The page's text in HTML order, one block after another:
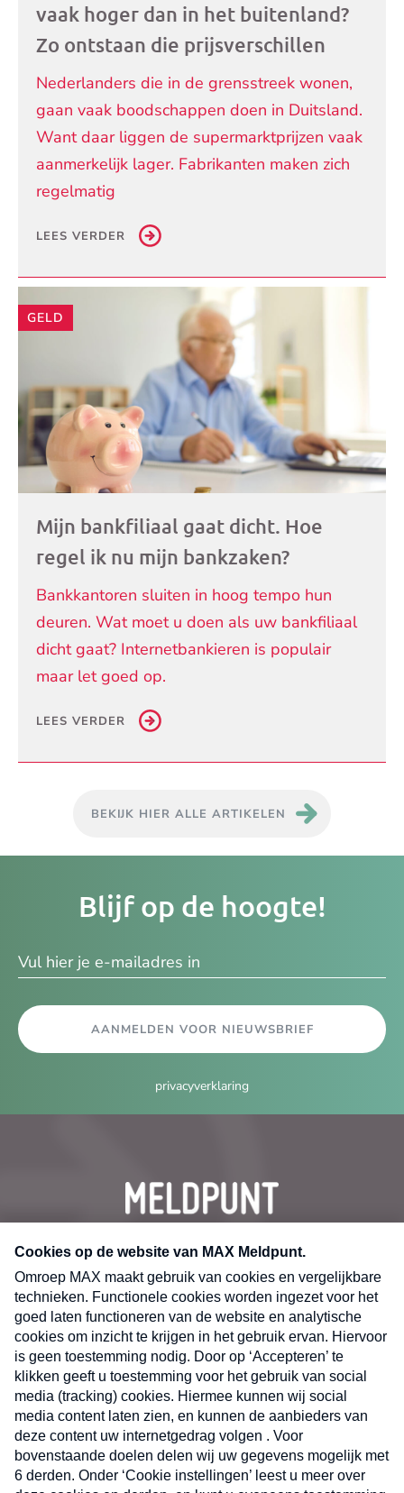
vaak hoger dan in het buitenland?
Zo ontstaan die prijsverschillen
Nederlanders die in de grensstreek wonen,
gaan vaak boodschappen doen in Duitsland.
Want daar liggen de supermarktprijzen vaak
aanmerkelijk lager. Fabrikanten maken zich
regelmatig
LEES VERDER
GELD
Mijn bankfiliaal gaat dicht. Hoe
regel ik nu mijn bankzaken?
Bankkantoren sluiten in hoog tempo hun
deuren. Wat moet u doen als uw bankfiliaal
dicht gaat? Internetbankieren is populair
maar let goed op.
LEES VERDER
BEKIJK HIER ALLE ARTIKELEN
Blijf op de hoogte!
AANMELDEN VOOR NIEUWSBRIEF
privacyverklaring
CONTACT
Volg ons op
X
Nieuwsbrief